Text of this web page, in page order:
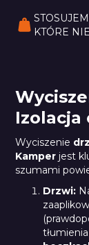
KTÓRE
Izolacja
Wyciszenie
Kamper jest
szumami
Drzwi: